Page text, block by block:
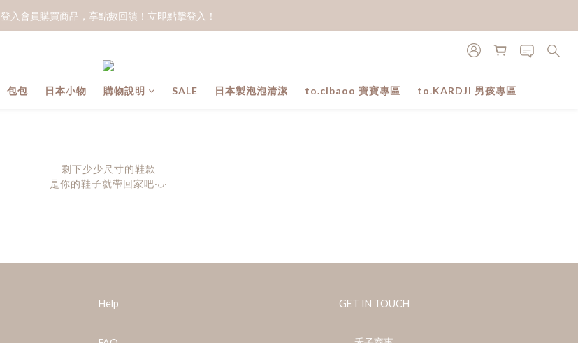
登入會員購買商品，享點數回饋！立即點擊登入！
包包 日本小物 購物說明 SALE 日本製泡泡清潔 to.cibaoo 寶寶專區 to.KARDJI 男孩專區
剩下少少尺寸的鞋款
是你的鞋子就帶回家吧‧◡‧
Help GET IN TOUCH